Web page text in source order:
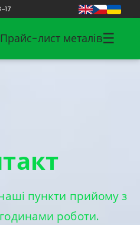
Прайс-лист металів☰
пункти прийому з
роботи.